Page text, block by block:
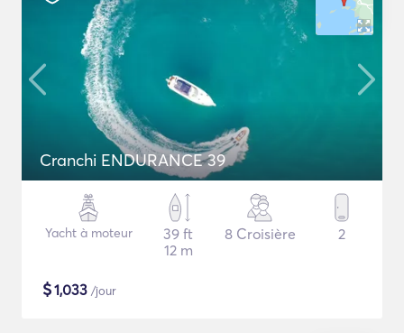
Cranchi ENDURANCE 39
Yacht à moteur
39 ft
12 m
8 Croisière 2
$1,033 /jour